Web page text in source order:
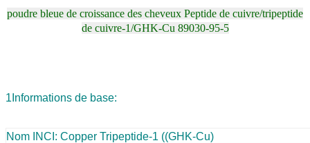
poudre bleue de croissance des cheveux Peptide de cuivre/tripeptide
de cuivre-1/GHK-Cu 89030-95-5
1Informations de base:
Nom INCI: Copper Tripeptide-1 ((GHK-Cu)